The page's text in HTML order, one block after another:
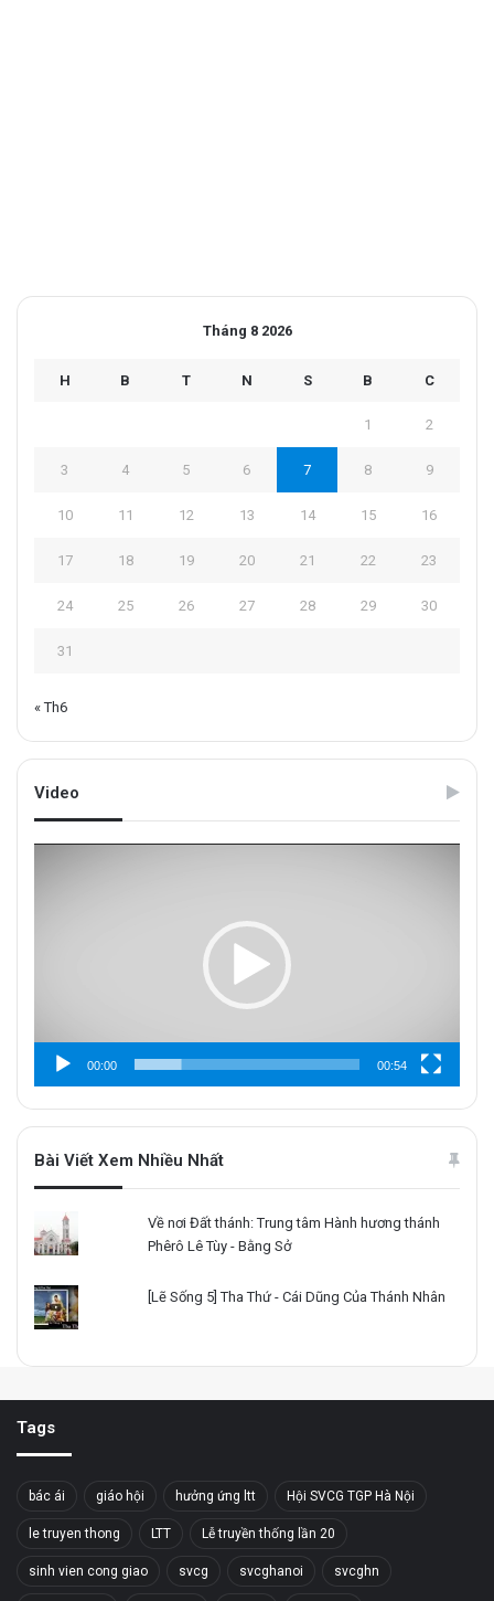
Tháng 8 2026
H B T N S B C
1 2
3 4 5 6 7 8 9
10 11 12 13 14 15 16
17 18 19 20 21 22 23
24 25 26 27 28 29 30
31
« Th6
Video
00:00 00:54
Bài Viết Xem Nhiều Nhất
Về nơi Đất thánh: Trung tâm Hành hương thánh
Phêrô Lê Tùy - Bằng Sở
[Lẽ Sống 5] Tha Thứ - Cái Dũng Của Thánh Nhân
Tags
bác ái giáo hội hưởng ứng ltt Hội SVCG TGP Hà Nội
le truyen thong LTT Lễ truyền thống lần 20
sinh vien cong giao svcg svcghanoi svcghn